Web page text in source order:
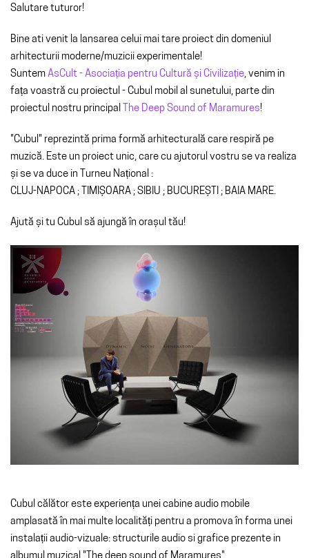
Salutare tuturor!
Bine ati venit la lansarea celui mai tare proiect din domeniul
arhitecturii moderne/muzicii experimentale!
Suntem AsCult - Asociația pentru Cultură și Civilizație, venim in
fața voastră cu proiectul - Cubul mobil al sunetului, parte din
proiectul nostru principal
The Deep Sound of Maramures!
"Cubul" reprezintă prima formă arhitecturală care respiră pe
muzică. Este un proiect unic, care cu ajutorul vostru se va realiza
și se va duce in Turneu Național :
CLUJ-NAPOCA ; TIMIȘOARA ; SIBIU ; BUCUREȘTI ; BAIA MARE.
Ajută și tu Cubul să ajungă în orașul tău!
Cubul călător este experiența unei cabine audio mobile
amplasată în mai multe localități pentru a promova în forma unei
instalații audio-vizuale: structurile audio si grafice prezente in